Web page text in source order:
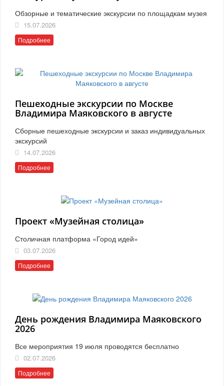
Обзорные и тематические экскурсии по площадкам музея
15.07.2026
Подробнее
Пешеходные экскурсии по Москве
Владимира Маяковского в августе
Сборные пешеходные экскурсии и заказ индивидуальных
экскурсий
14.07.2026
Подробнее
Проект «Музейная столица»
Столичная платформа «Город идей»
03.07.2026
Подробнее
День рождения Владимира Маяковского
2026
Все мероприятия 19 июля проводятся бесплатно
02.07.2026
Подробнее